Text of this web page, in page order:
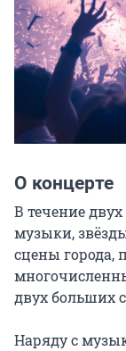
О концерте
В течение
музыки,
сцены города,
двух больших
Наряду с